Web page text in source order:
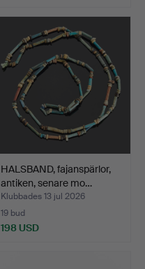
HALSBAND, fajanspärlor,
antiken, senare mo…
Klubbades 13 jul 2026
19 bud
198 USD